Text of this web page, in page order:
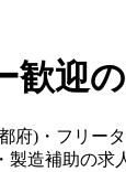
迎
)・フリー
造補助の求